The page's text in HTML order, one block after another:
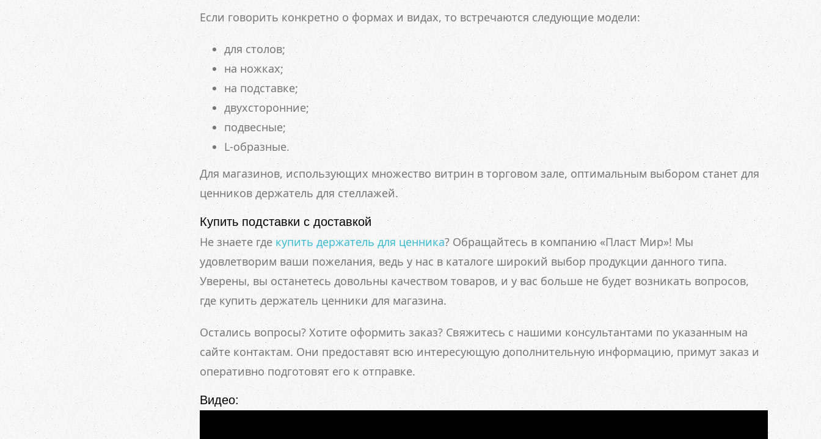
Если говорить конкретно о формах и видах, то встречаются следующие модели:
для столов;
на ножках;
на подставке;
двухсторонние;
подвесные;
L-образные.
Для магазинов, использующих множество витрин в торговом зале, оптимальным выбором станет для
ценников держатель для стеллажей.
Купить подставки с доставкой
Не знаете где купить держатель для ценника? Обращайтесь в компанию «Пласт Мир»! Мы
удовлетворим ваши пожелания, ведь у нас в каталоге широкий выбор продукции данного типа.
Уверены, вы останетесь довольны качеством товаров, и у вас больше не будет возникать вопросов,
где купить держатель ценники для магазина.
Остались вопросы? Хотите оформить заказ? Свяжитесь с нашими консультантами по указанным на
сайте контактам. Они предоставят всю интересующую дополнительную информацию, примут заказ и
оперативно подготовят его к отправке.
Видео: